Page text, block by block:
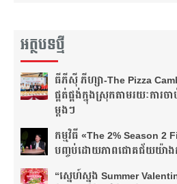
អត្ថបទថ្មី
ធីភីស៊ី ភីហ្សា-The Pizza
ផ្គត់ផ្គង់​ក្នុង​ស្រុក​តាមរយៈ​ការ​
ម្តងៗ​
កម្មវិធី «The 2% Season 2
បញ្ចប់ដោយភាពជោគជ័យយ៉ាង
“ស្នេហ៍ស្នង Summer